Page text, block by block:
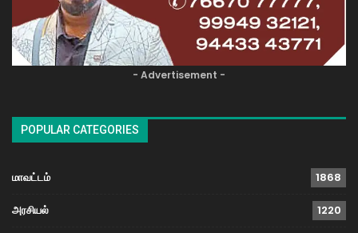
- Advertisement -
POPULAR CATEGORIES
மாவட்டம் 1868
அரசியல் 1220